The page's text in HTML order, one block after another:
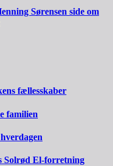
Sørensen side om
fællesskaber
familien
Solrød El-forretning